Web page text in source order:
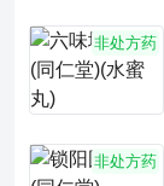
非处方药
非处方药